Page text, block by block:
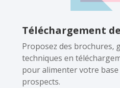
Téléchargement
Proposez des brochures,
techniques en
pour alimenter votre base
prospects.